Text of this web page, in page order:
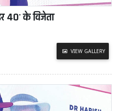
40' के विजेता
VIEW GALLERY